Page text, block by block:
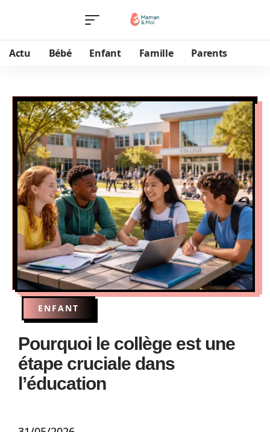
Actu Bébé Enfant Famille Parents
ENFANT
Pourquoi le collège est une
étape cruciale dans
l’éducation